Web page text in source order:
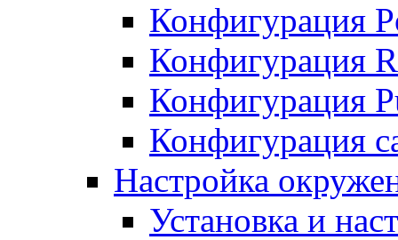
Конфигурация
Конфигурация
Конфигурация
Конфигурация
Настройка
Установка и